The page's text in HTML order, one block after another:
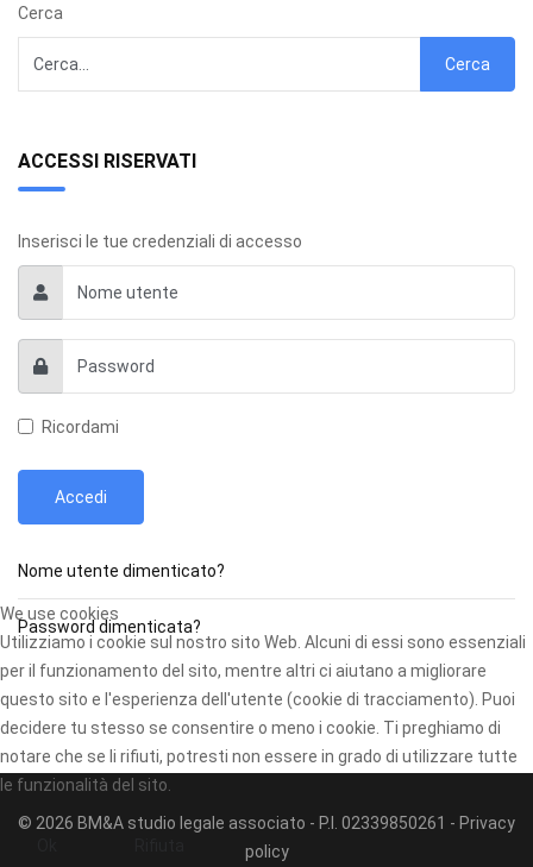
Cerca
Cerca
ACCESSI RISERVATI
Inserisci le tue credenziali di accesso
Ricordami
Accedi
Nome utente dimenticato?
Password dimenticata?
© 2026 BM&A studio legale associato - P.I. 02339850261 - Privacy
policy
We use cookies
Utilizziamo i cookie sul nostro sito Web. Alcuni di essi sono essenziali
per il funzionamento del sito, mentre altri ci aiutano a migliorare
questo sito e l'esperienza dell'utente (cookie di tracciamento). Puoi
decidere tu stesso se consentire o meno i cookie. Ti preghiamo di
notare che se li rifiuti, potresti non essere in grado di utilizzare tutte
le funzionalità del sito.